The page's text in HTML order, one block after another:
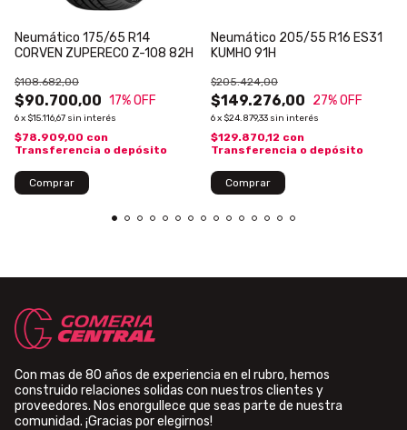
Neumático 175/65 R14
CORVEN ZUPERECO Z-108 82H
$90.700,00
$108.682,00
17% OFF
6x $15.116,67 sin interés
$78.909,00 con
Transferencia o depósito
Comprar
Neumático 205/55 R16 ES31
KUMHO 91H
$149.276,00
$205.424,00
27% OFF
6x $24.879,33 sin interés
$129.870,12 con
Transferencia o depósito
Comprar
Con mas de 80 años de experiencia en el rubro, hemos
construido relaciones solidas con nuestros clientes y
proveedores. Nos enorgullece que seas parte de nuestra
comunidad. ¡Gracias por elegirnos!